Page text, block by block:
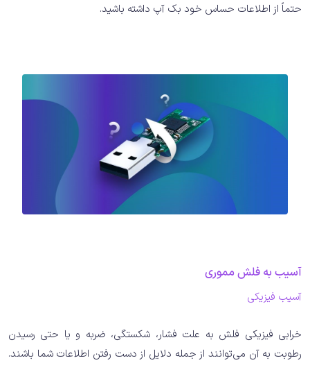
حتماً از اطلاعات حساس خود بک آپ داشته باشید.
آسیب به فلش مموری
آسیب فیزیکی
خرابی فیزیکی فلش به علت فشار، شکستگی، ضربه و یا حتی رسیدن
رطوبت به آن می‌توانند از جمله دلایل از دست رفتن اطلاعات شما باشند.